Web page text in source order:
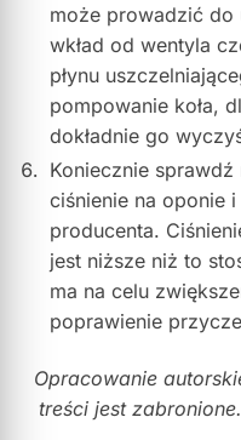
może prowadzić do
wkład od wentyla
płynu
pompowanie koła,
dokładnie go
Koniecznie
ciśnienie na oponie
producenta.
jest niższe niż to
ma na celu
poprawienie
Opracowanie
treści jest zabronione.